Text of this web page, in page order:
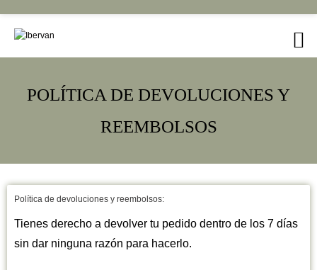
POLÍTICA DE DEVOLUCIONES Y
REEMBOLSOS
Política de devoluciones y reembolsos:
Tienes derecho a devolver tu pedido dentro de los 7 días
sin dar ninguna razón para hacerlo.